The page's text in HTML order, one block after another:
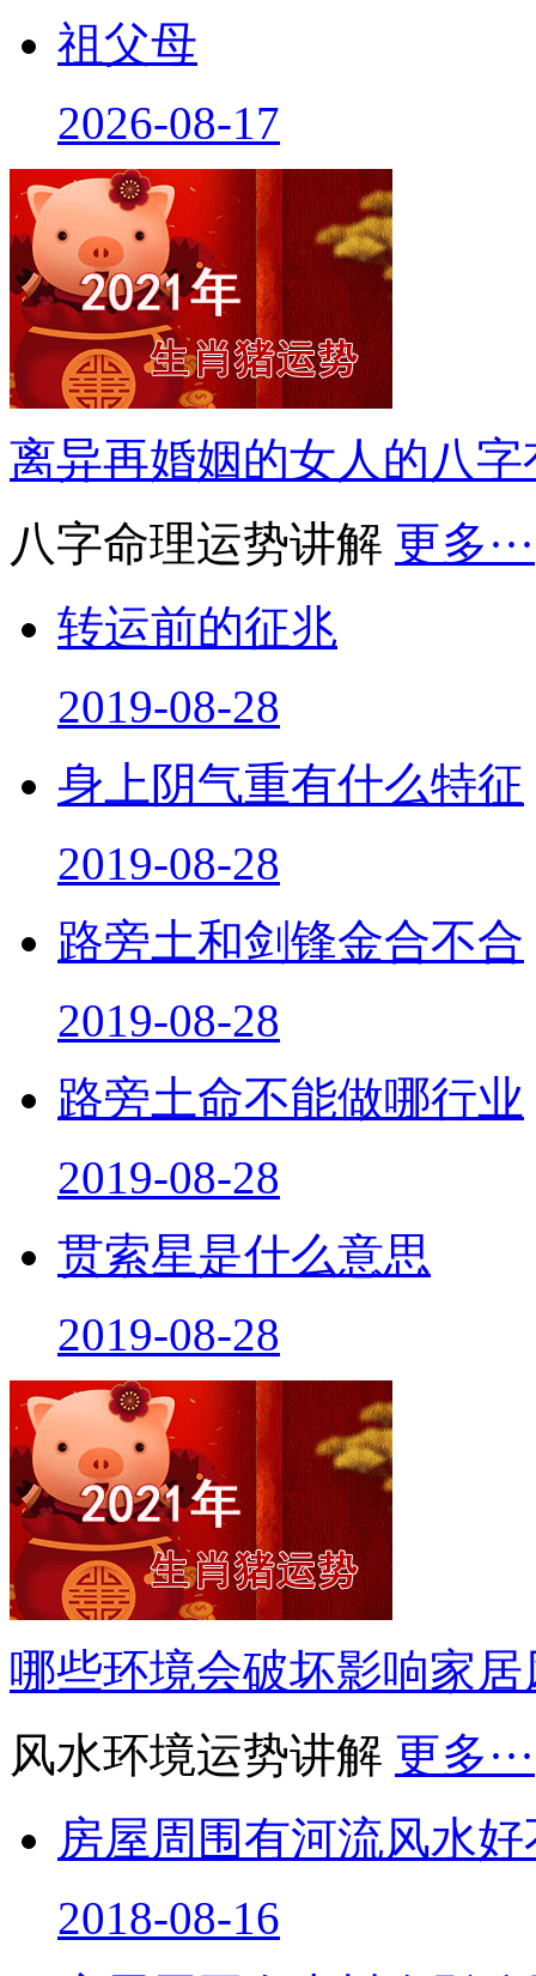
祖父母
2026-08-17
离异再婚姻的女人的八
八字命理运势讲解 更多···
转运前的征兆
2019-08-28
身上阴气重有什么特征
2019-08-28
路旁土和剑锋金合不合
2019-08-28
路旁土命不能做哪行业
2019-08-28
贯索星是什么意思
2019-08-28
哪些环境会破坏影响家居
风水环境运势讲解 更多···
房屋周围有河流风水
2018-08-16